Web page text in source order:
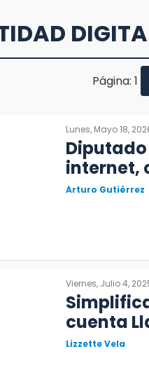
Página: 1
Lunes, Mayo 18,
internet,
Arturo Gutiérrez
Viernes, Julio 4,
cuenta
Lizzette Vela